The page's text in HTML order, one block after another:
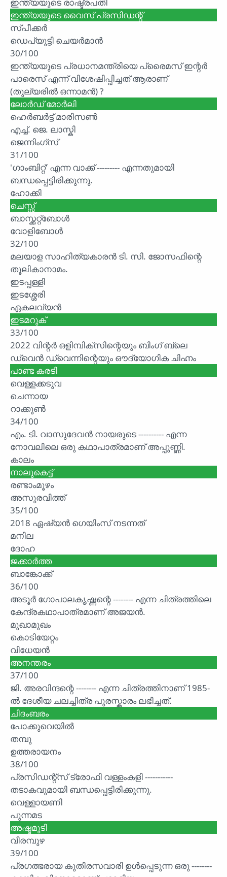
ഇന്ത്യയുടെ രാഷ്ട്രപതി
ഇന്ത്യയുടെ വൈസ് പ്രസിഡന്റ്
സ്പീക്കർ
ഡെപ്യൂട്ടി ചെയർമാൻ
30/100
ഇന്ത്യയുടെ പ്രധാനമന്ത്രിയെ പ്രൈമസ് ഇന്റർ
പാരെസ് എന്ന് വിശേഷിപ്പിച്ചത് ആരാണ്
(തുല്യരിൽ ഒന്നാമൻ) ?
ലോർഡ് മോർലി
ഹെർബർട്ട് മാരിസൺ
എച്ച്. ജെ. ലാസ്കി
ജെന്നിംഗ്സ്
31/100
'ഗാംബിറ്റ്' എന്ന വാക്ക് --------- എന്നതുമായി
ബന്ധപ്പെട്ടിരിക്കുന്നു.
ഹോക്കി
ചെസ്സ്
ബാസ്ക്കറ്റ്ബോൾ
വോളിബോൾ
32/100
മലയാള സാഹിത്യകാരൻ ടി. സി. ജോസഫിന്റെ
തൂലികാനാമം.
ഇടപ്പള്ളി
ഇടശ്ശേരി
ഏകലവ്യൻ
ഇടമറുക്
33/100
2022 വിന്റർ ഒളിമ്പിക്സിന്റെയും ബിംഗ് ബ്ലെ
ഡ്വെൻ ഡ്വെന്നിന്റെയും ഔദ്യോഗിക ചിഹ്നം
പാണ്ട കരടി
വെള്ളക്കടുവ
ചെന്നായ
റാക്കൂൺ
34/100
എം. ടി. വാസുദേവൻ നായരുടെ ---------- എന്ന
നോവലിലെ ഒരു കഥാപാത്രമാണ് അപ്പുണ്ണി.
കാലം
നാലുകെട്ട്
രണ്ടാംമൂഴം
അസുരവിത്ത്
35/100
2018 ഏഷ്യൻ ഗെയിംസ് നടന്നത്
മനില
ദോഹ
ജക്കാർത്ത
ബാങ്കോക്ക്
36/100
അടൂർ ഗോപാലകൃഷ്ണന്റെ -------- എന്ന ചിത്രത്തിലെ
കേന്ദ്രകഥാപാത്രമാണ് അജയൻ.
മുഖാമുഖം
കൊടിയേറ്റം
വിധേയൻ
അനന്തരം
37/100
ജി. അരവിന്ദന്റെ -------- എന്ന ചിത്രത്തിനാണ് 1985-
ൽ ദേശീയ ചലച്ചിത്ര പുരസ്കാരം ലഭിച്ചത്.
ചിദംബരം
പോക്കുവെയിൽ
തമ്പു
ഉത്തരായനം
38/100
പ്രസിഡന്റ്സ് ട്രോഫി വള്ളംകളി -----------
തടാകവുമായി ബന്ധപ്പെട്ടിരിക്കുന്നു.
വെള്ളായണി
പുന്നമട
അഷ്ടമുടി
വീരമ്പുഴ
39/100
പ്രഗത്ഭരായ കുതിരസവാരി ഉൾപ്പെടുന്ന ഒരു --------